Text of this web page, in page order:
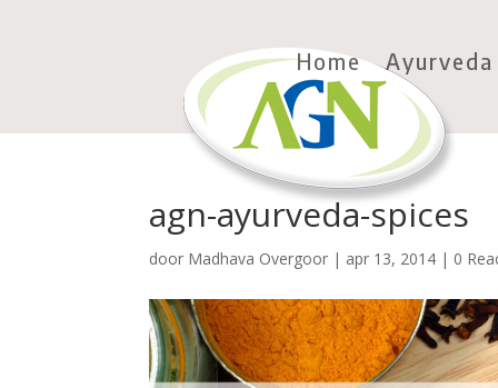
Home Ayurveda
agn-ayurveda-spices
door Madhava Overgoor | apr 13, 2014 | 0